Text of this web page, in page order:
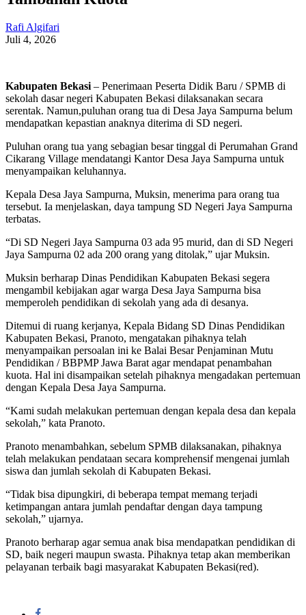
Rafi Algifari
Juli 4, 2026
Kabupaten Bekasi– Penerimaan Peserta Didik Baru / SPMB di
sekolah dasar negeri Kabupaten Bekasi dilaksanakan secara
serentak. Namun,puluhan orang tua di Desa Jaya Sampurna belum
mendapatkan kepastian anaknya diterima di SD negeri.
Puluhan orang tua yang sebagian besar tinggal di Perumahan Grand
Cikarang Village mendatangi Kantor Desa Jaya Sampurna untuk
menyampaikan keluhannya.
Kepala Desa Jaya Sampurna, Muksin, menerima para orang tua
tersebut. Ia menjelaskan, daya tampung SD Negeri Jaya Sampurna
terbatas.
“Di SD Negeri Jaya Sampurna 03 ada 95 murid, dan di SD Negeri
Jaya Sampurna 02 ada 200 orang yang ditolak,” ujar Muksin.
Muksin berharap Dinas Pendidikan Kabupaten Bekasi segera
mengambil kebijakan agar warga Desa Jaya Sampurna bisa
memperoleh pendidikan di sekolah yang ada di desanya.
Ditemui di ruang kerjanya, Kepala Bidang SD Dinas Pendidikan
Kabupaten Bekasi, Pranoto, mengatakan pihaknya telah
menyampaikan persoalan ini ke Balai Besar Penjaminan Mutu
Pendidikan / BBPMP Jawa Barat agar mendapat penambahan
kuota. Hal ini disampaikan setelah pihaknya mengadakan pertemuan
dengan Kepala Desa Jaya Sampurna.
“Kami sudah melakukan pertemuan dengan kepala desa dan kepala
sekolah,” kata Pranoto.
Pranoto menambahkan, sebelum SPMB dilaksanakan, pihaknya
telah melakukan pendataan secara komprehensif mengenai jumlah
siswa dan jumlah sekolah di Kabupaten Bekasi.
“Tidak bisa dipungkiri, di beberapa tempat memang terjadi
ketimpangan antara jumlah pendaftar dengan daya tampung
sekolah,” ujarnya.
Pranoto berharap agar semua anak bisa mendapatkan pendidikan di
SD, baik negeri maupun swasta. Pihaknya tetap akan memberikan
pelayanan terbaik bagi masyarakat Kabupaten Bekasi(red).